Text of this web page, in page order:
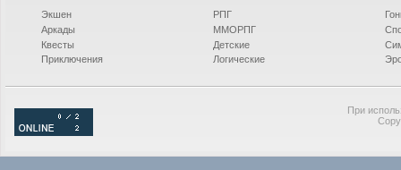
Экшен
Аркады
Квесты
Приключения
РПГ
ММОРПГ
Детские
Логические
При